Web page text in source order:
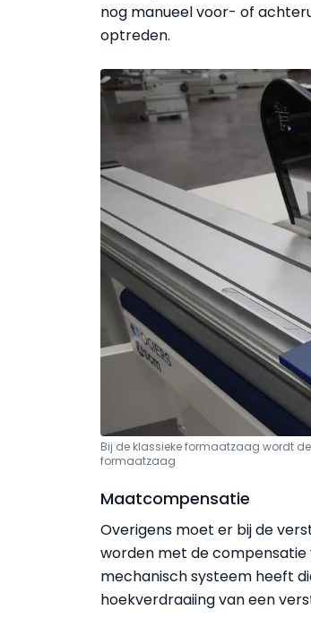
nog manueel voor- of
optreden.
Bij de klassieke formaatzaag wordt
formaatzaag
Maatcompensatie
Overigens moet er bij de
worden met de
mechanisch systeem heeft
hoekverdraaiing van een